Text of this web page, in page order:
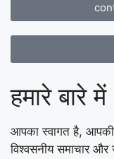
हमारे बारे में
आपका स्वागत है, आपकी
विश्वसनीय समाचार और